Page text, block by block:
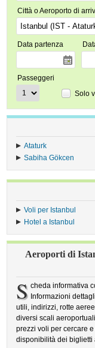
Città o Aeroporto di
Data partenza
Passeggeri
Solo
Ataturk
Sabiha Gökcen
Voli per Istanbul
Hotel a Istanbul
Aeroporti di
S cheda informativa
Informazioni
utili, indirizzi, rotte
diversi scali
prezzi voli per cercare
disponibilità dei biglietti